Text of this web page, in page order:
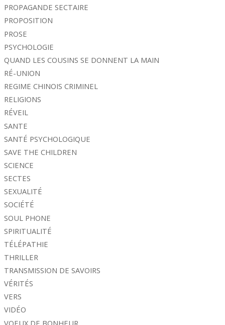
PROPAGANDE SECTAIRE
PROPOSITION
PROSE
PSYCHOLOGIE
QUAND LES COUSINS SE DONNENT LA MAIN
RÉ-UNION
REGIME CHINOIS CRIMINEL
RELIGIONS
RÉVEIL
SANTE
SANTÉ PSYCHOLOGIQUE
SAVE THE CHILDREN
SCIENCE
SECTES
SEXUALITÉ
SOCIÉTÉ
SOUL PHONE
SPIRITUALITÉ
TÉLÉPATHIE
THRILLER
TRANSMISSION DE SAVOIRS
VÉRITÉS
VERS
VIDÉO
VOEUX DE BONHEUR